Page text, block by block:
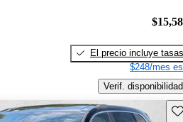
El precio incluye tasas
$248/mes
Verif. disponibilidad